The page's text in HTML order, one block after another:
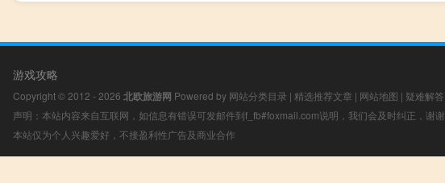
游戏攻略
Copyright © 2012 - 2026 北欧旅游网 Powered by 网站分类目录 | 精选推荐文章 | 网站地图 | 疑难解答
声明：本站内容来自互联网，如信息有错误可发邮件到f_fb#foxmail.com说明，我们会及时纠正，谢谢
本站仅为个人兴趣爱好，不接盈利性广告及商业合作